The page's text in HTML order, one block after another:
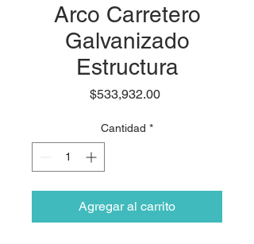
Arco Carretero
Galvanizado
Estructura
$533,932.00Precio
Cantidad *
Agregar al carrito